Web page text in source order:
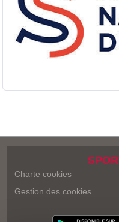
Charte cookies
Gestion des cookies